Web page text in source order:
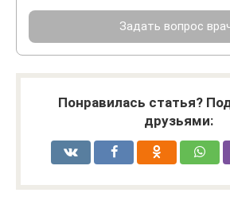
Задать вопрос
Понравилась статья?
друзьями: